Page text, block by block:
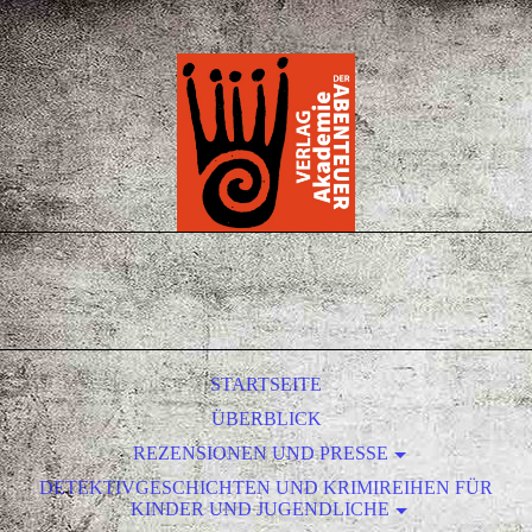
STARTSEITE
ÜBERBLICK
REZENSIONEN UND PRESSE
NEUIGKEITEN / NEWS
AUS DEM VERLAG
DETEKTIVGESCHICHTEN UND KRIMIREIHEN FÜR
KINDER UND JUGENDLICHE